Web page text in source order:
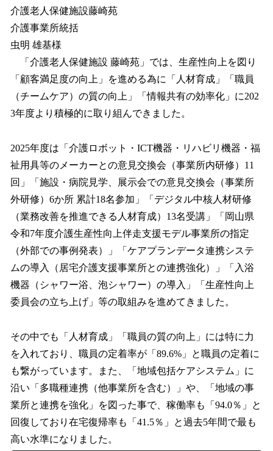
介護老人保健施設藤崎苑
介護事業所統括
虫明 雄基様
「介護老人保健施設 藤崎苑」では、生産性向上を図り
「顧客満足度の向上」を進める為に「人材育成」「職員
（チームケア）の質の向上」「情報共有の効率化」に202
3年度より積極的に取り組んできました。
2025年度は「介護ロボット・ICT機器・リハビリ機器・福
祉用具等のメーカーとの意見交換会（事業所内研修）11
回」「施設・病院見学、展示会での意見交換会（事業所
外研修）6か所 累計18名参加」「デジタル中核人材研修
（業務改善を推進できる人材育成）13名受講」「岡山県
令和7年度介護生産性向上伴走支援モデル事業所の指定
（外部での事例発表）」「ケアプランデータ連携システ
ムの導入（居宅介護支援事業所との連携強化）」「入浴
機器（シャワー浴、泡シャワー）の導入」「生産性向上
委員会の立ち上げ」等の取組みを進めてきました。
その中でも「人材育成」「職員の質の向上」には特に力
を入れており、職員の定着率が「89.6%」と職員の定着に
も繋がっています。また、「地域包括ケアシステム」に
沿い「多職種連携（他事業所を含む）」や、「地域の事
業所と連携を強化」を図った事で、稼働率も「94.0％」と
回復しており在宅復帰率も「41.5％」と過去5年間で最も
高い水準になりました。